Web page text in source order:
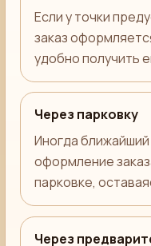
Если у точки
заказ
удобно получить
Через парковку
Иногда
оформление
парковке,
Через